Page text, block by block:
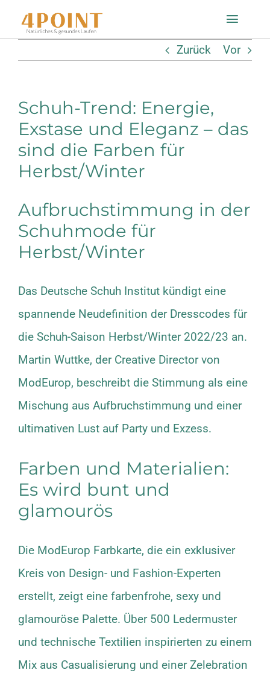
Inhalt
Toggle
Einlagenfinder
So geht’s
Mein Konto
Zurück Vor
Schuh-Trend: Energie,
Exstase und Eleganz – das
sind die Farben für
Herbst/Winter
Aufbruchstimmung in der
Schuhmode für
Herbst/Winter
Das Deutsche Schuh Institut kündigt eine
spannende Neudefinition der Dresscodes für
die Schuh-Saison Herbst/Winter 2022/23 an.
Martin Wuttke, der Creative Director von
ModEurop, beschreibt die Stimmung als eine
Mischung aus Aufbruchstimmung und einer
ultimativen Lust auf Party und Exzess.
Farben und Materialien:
Es wird bunt und
glamourös
Die ModEurop Farbkarte, die ein exklusiver
Kreis von Design- und Fashion-Experten
erstellt, zeigt eine farbenfrohe, sexy und
glamouröse Palette. Über 500 Ledermuster
und technische Textilien inspirierten zu einem
Mix aus Casualisierung und einer Zelebration